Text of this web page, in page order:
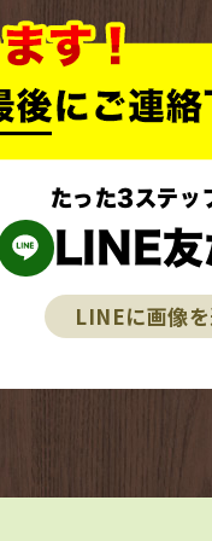
たった3ステッ
LINE友
LINEに画像を